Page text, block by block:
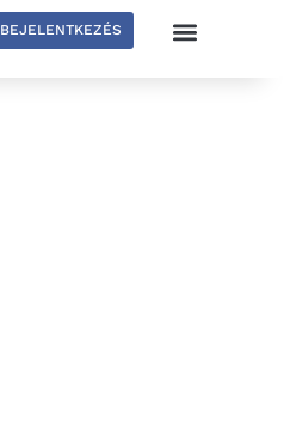
BEJELENTKEZÉS